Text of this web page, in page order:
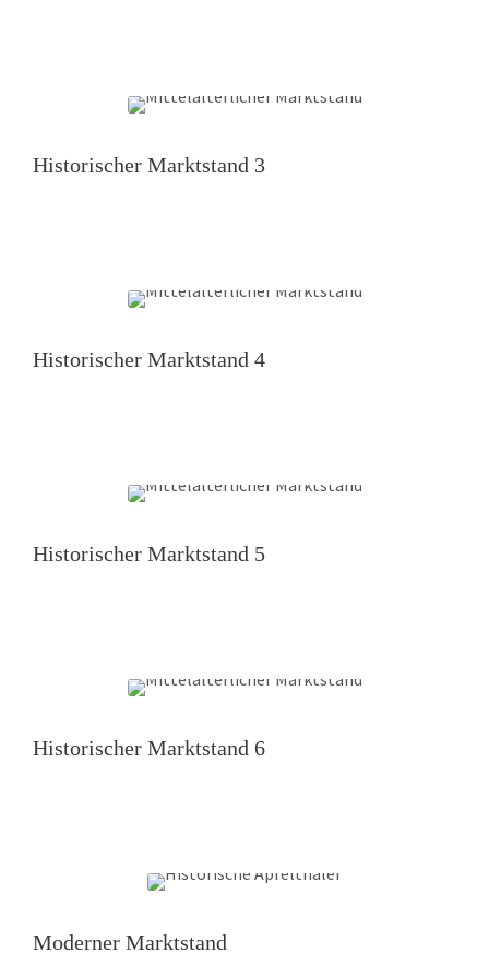
Historischer Marktstand 3
Historischer Marktstand 4
Historischer Marktstand 5
Historischer Marktstand 6
Moderner Marktstand